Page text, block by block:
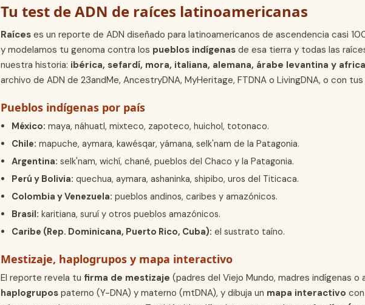
Tu test de ADN de raíces latinoamericanas
Raíces es un reporte de ADN diseñado para latinoamericanos de ascendencia casi
y modelamos tu genoma contra los pueblos indígenas de esa tierra y todas las
nuestra historia: ibérica, sefardí, mora, italiana, alemana, árabe levantina y
archivo de ADN de 23andMe, AncestryDNA, MyHeritage, FTDNA o LivingDNA, o con
Pueblos indígenas por país
México: maya, náhuatl, mixteco, zapoteco, huichol, totonaco.
Chile: mapuche, aymara, kawésqar, yámana, selk'nam de la Patagonia.
Argentina: selk'nam, wichí, chané, pueblos del Chaco y la Patagonia.
Perú y Bolivia: quechua, aymara, ashaninka, shipibo, uros del Titicaca.
Colombia y Venezuela: pueblos andinos, caribes y amazónicos.
Brasil: karitiana, suruí y otros pueblos amazónicos.
Caribe (Rep. Dominicana, Puerto Rico, Cuba): el sustrato taíno.
Mestizaje, haplogrupos y mapa interactivo
El reporte revela tu firma de mestizaje (padres del Viejo Mundo, madres indígenas
haplogrupos paterno (Y-DNA) y materno (mtDNA), y dibuja un mapa interactivo